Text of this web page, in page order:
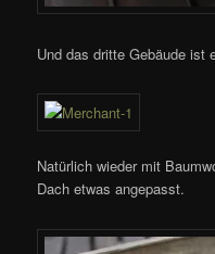
Und das dritte Gebäude ist
Natürlich wieder mit
Dach etwas angepasst.